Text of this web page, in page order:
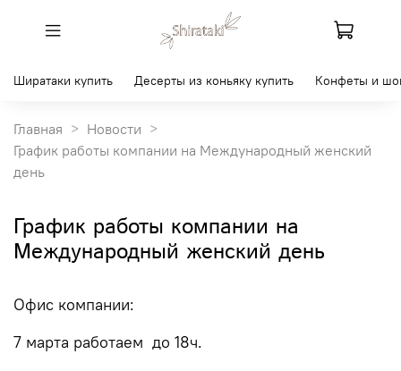
Ширатаки купить Десерты из коньяку купить Конфеты и
Главная
Новости
График работы компании на Международный женский
день
График работы компании на
Международный женский день
Офис компании:
7 марта работаем до 18ч.